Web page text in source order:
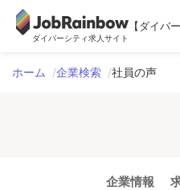
ダイバーシティ求人サイト
【ダイバ
ホーム 企業検索 社員の声
企業情報